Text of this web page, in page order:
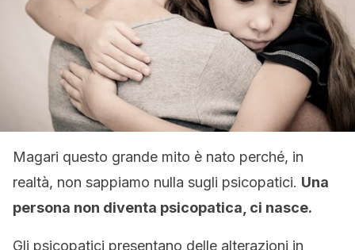
Magari questo grande mito è nato perché, in
realtà, non sappiamo nulla sugli psicopatici. Una
persona non diventa psicopatica, ci nasce.
Gli psicopatici presentano delle alterazioni in